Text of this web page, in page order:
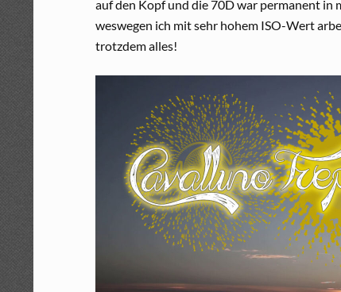
auf den Kopf und die 70D war permanent in
weswegen ich mit sehr hohem ISO-Wert
trotzdem alles!